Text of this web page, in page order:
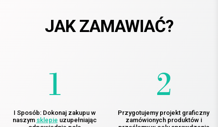
JAK ZAMAWIAĆ?
I Sposób: Dokonaj zakupu w
naszym sklepie uzupełniając
Przygotujemy projekt graficzny
zamówionych produktów i